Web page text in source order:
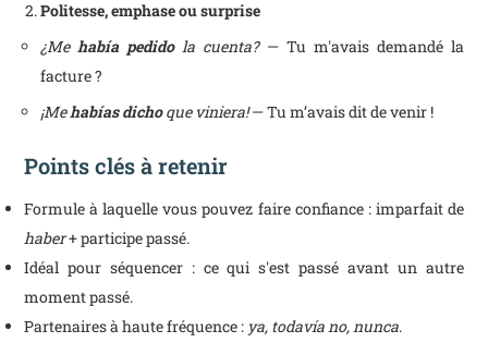
Politesse, emphase ou surprise
¿Mehabía pedidola cuenta?— Tu m'avais demandé la
facture ?
¡Mehabías dichoque viniera!— Tu m’avais dit de venir !
Points clés à retenir
Formule à laquelle vous pouvez faire confiance : imparfait de
haber+ participe passé.
Idéal pour séquencer : ce qui s'est passé avant un autre
moment passé.
Partenaires à haute fréquence : ya, todavía no, nunca.